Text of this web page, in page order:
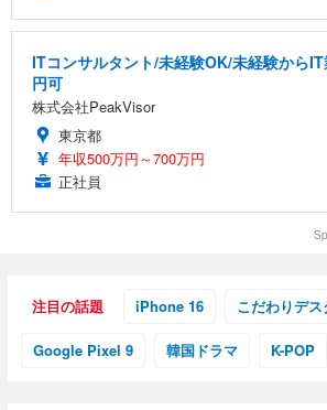
ITコンサルタント/未経験OK/未経験から
円可
株式会社PeakVisor
東京都
年収500万円～700万円
正社員
注目の話題 iPhone 16 こだわりデ
Google Pixel 9 韓国ドラマ K-POP